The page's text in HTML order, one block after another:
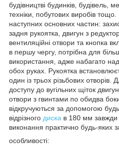
будівництві будинків, будівель,
техніки, побутових виробів
наступних основних частин:
задня рукоятка, двигун з
вентиляційні отвори та кнопка
в першу чергу, потрібна для
використання, адже набагато
обох руках. Рукоятка
один із трьох різьбових отворів.
доступу до вугільних щіток
отвори з гвинтами по обидва
відкручуються за допомогою
відрізного диска в 180 мм завжди
виконання практично будь-яких
особливості: